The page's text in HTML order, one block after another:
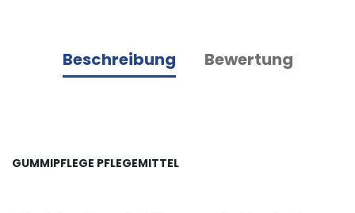
Beschreibung Bewertung
GUMMIPFLEGE PFLEGEMITTEL